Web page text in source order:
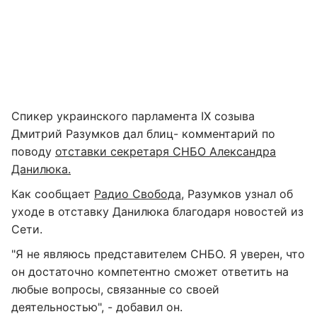
Спикер украинского парламента IX созыва
Дмитрий Разумков дал блиц- комментарий по
поводу отставки секретаря СНБО Александра
Данилюка.
Как сообщает Радио Свобода, Разумков узнал об
уходе в отставку Данилюка благодаря новостей из
Сети.
"Я не являюсь представителем СНБО. Я уверен, что
он достаточно компетентно сможет ответить на
любые вопросы, связанные со своей
деятельностью", - добавил он.